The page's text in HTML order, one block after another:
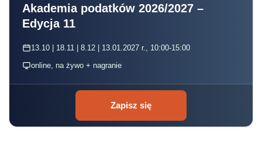
Akademia podatków 2026/2027 –
Edycja 11
13.10 | 18.11 | 8.12 | 13.01.2027 r., 10:00-15:00
online, na żywo + nagranie
Zapisz się